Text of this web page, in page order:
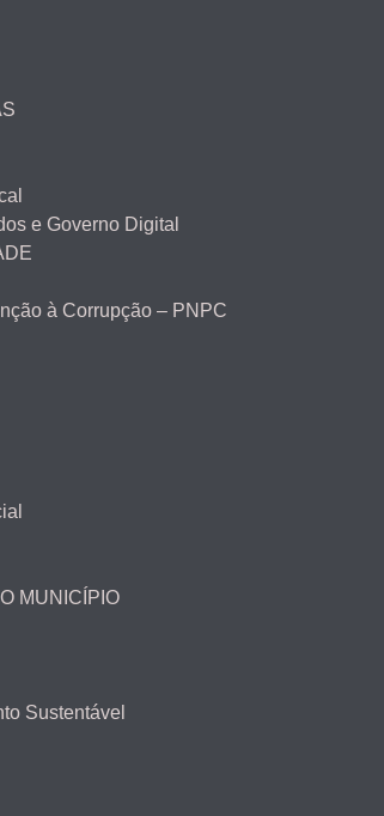
e Governo Digital
à Corrupção – PNPC
MUNICÍPIO
Sustentável